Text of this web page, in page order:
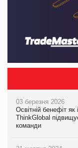
03 березня 2026
Освітній бенефіт
ThinkGlobal
команди